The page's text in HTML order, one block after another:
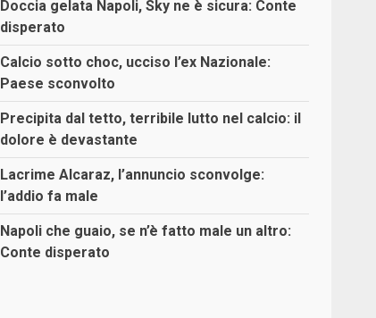
Doccia gelata Napoli, Sky ne è sicura: Conte
disperato
Calcio sotto choc, ucciso l’ex Nazionale:
Paese sconvolto
Precipita dal tetto, terribile lutto nel calcio: il
dolore è devastante
Lacrime Alcaraz, l’annuncio sconvolge:
l’addio fa male
Napoli che guaio, se n’è fatto male un altro:
Conte disperato